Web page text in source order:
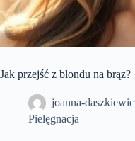
Jak przejść z blondu na brąz?
joanna-
Pielęgnacja